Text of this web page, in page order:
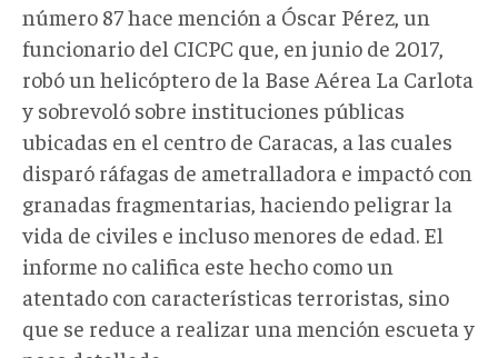
número 87 hace mención a Óscar Pérez, un
funcionario del CICPC que, en junio de 2017,
robó un helicóptero de la Base Aérea La Carlota
y sobrevoló sobre instituciones públicas
ubicadas en el centro de Caracas, a las cuales
disparó ráfagas de ametralladora e impactó con
granadas fragmentarias, haciendo peligrar la
vida de civiles e incluso menores de edad. El
informe no califica este hecho como un
atentado con características terroristas, sino
que se reduce a realizar una mención escueta y